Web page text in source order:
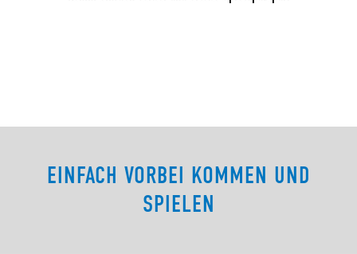
EINFACH VORBEI KOMMEN UND
SPIELEN